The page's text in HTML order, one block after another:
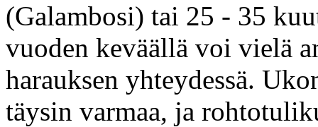
(Galambosi) tai 25 - 35
vuoden keväällä voi vielä
harauksen yhteydessä.
täysin varmaa, ja